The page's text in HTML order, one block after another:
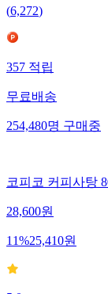
(6,272)
357적립
무료배송
254,480명구매중
코피코 커피사탕
28,600원
11%25,410원